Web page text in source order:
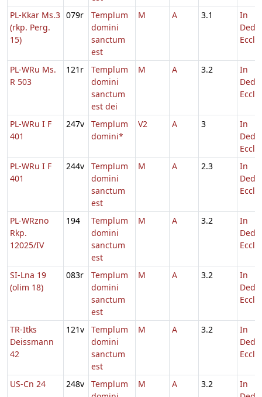
PL-Kkar Ms.3
(rkp. Perg.
15)
079r
Templum
domini
sanctum
est
M A 3.1
In
Eccl.
PL-WRu Ms.
R 503
121r
Templum
domini
sanctum
est dei
M A 3.2
In
Eccl.
PL-WRu I F
401
247v
Templum
domini*
V2 A 3
In
Eccl.
PL-WRu I F
401
244v
Templum
domini
sanctum
est
M A 2.3
In
Eccl.
PL-WRzno
Rkp.
12025/IV
194
Templum
domini
sanctum
est
M A 3.2
In
Eccl.
SI-Lna 19
(olim 18)
083r
Templum
domini
sanctum
est
M A 3.2
In
Eccl.
TR-Itks
Deissmann
42
121v
Templum
domini
sanctum
est
M A 3.2
In
Eccl.
US-Cn 24 248v
Templum
M A 3.2
In